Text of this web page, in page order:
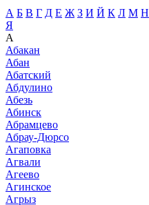
А Б В Г Д Е Ж З И Й К Л М Н
Я
А
Абакан
Абан
Абатский
Абдулино
Абезь
Абинск
Абрамцево
Абрау-Дюрсо
Агаповка
Агвали
Агеево
Агинское
Агрыз